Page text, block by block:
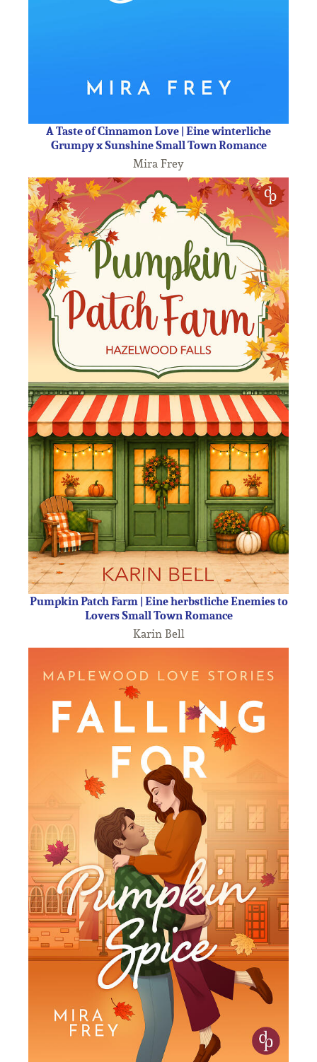
A Taste of Cinnamon Love | Eine winterliche
Grumpy x Sunshine Small Town Romance
Mira Frey
Pumpkin Patch Farm | Eine herbstliche Enemies to
Lovers Small Town Romance
Karin Bell